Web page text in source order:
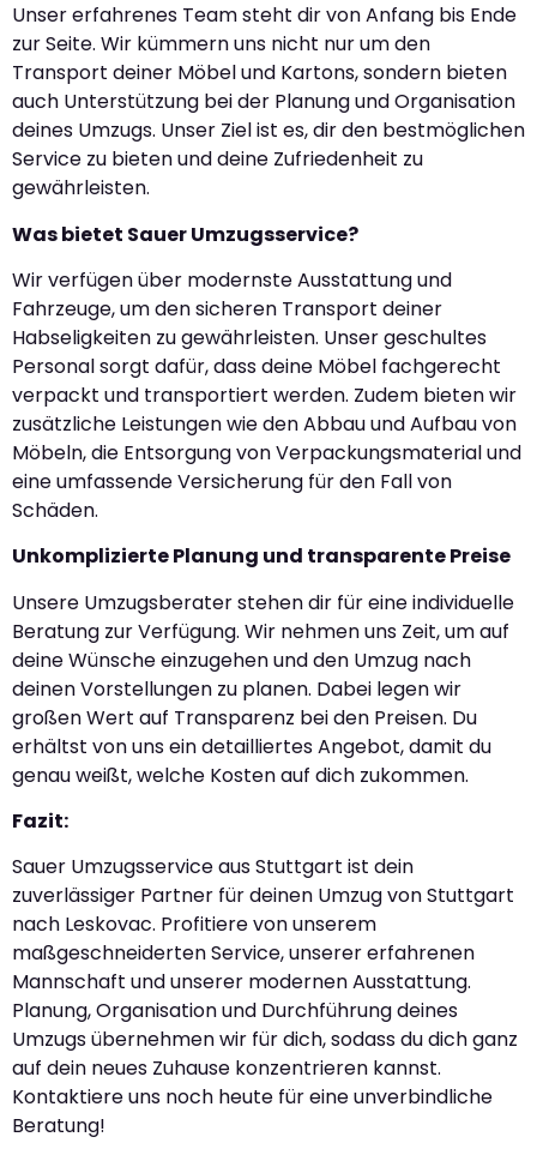
Unser erfahrenes Team steht dir von Anfang bis Ende
zur Seite. Wir kümmern uns nicht nur um den
Transport deiner Möbel und Kartons, sondern bieten
auch Unterstützung bei der Planung und Organisation
deines Umzugs. Unser Ziel ist es, dir den bestmöglichen
Service zu bieten und deine Zufriedenheit zu
gewährleisten.
Was bietet Sauer Umzugsservice?
Wir verfügen über modernste Ausstattung und
Fahrzeuge, um den sicheren Transport deiner
Habseligkeiten zu gewährleisten. Unser geschultes
Personal sorgt dafür, dass deine Möbel fachgerecht
verpackt und transportiert werden. Zudem bieten wir
zusätzliche Leistungen wie den Abbau und Aufbau von
Möbeln, die Entsorgung von Verpackungsmaterial und
eine umfassende Versicherung für den Fall von
Schäden.
Unkomplizierte Planung und transparente Preise
Unsere Umzugsberater stehen dir für eine individuelle
Beratung zur Verfügung. Wir nehmen uns Zeit, um auf
deine Wünsche einzugehen und den Umzug nach
deinen Vorstellungen zu planen. Dabei legen wir
großen Wert auf Transparenz bei den Preisen. Du
erhältst von uns ein detailliertes Angebot, damit du
genau weißt, welche Kosten auf dich zukommen.
Fazit:
Sauer Umzugsservice aus Stuttgart ist dein
zuverlässiger Partner für deinen Umzug von Stuttgart
nach Leskovac. Profitiere von unserem
maßgeschneiderten Service, unserer erfahrenen
Mannschaft und unserer modernen Ausstattung.
Planung, Organisation und Durchführung deines
Umzugs übernehmen wir für dich, sodass du dich ganz
auf dein neues Zuhause konzentrieren kannst.
Kontaktiere uns noch heute für eine unverbindliche
Beratung!